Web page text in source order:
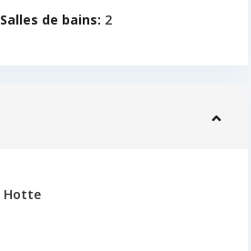
Salles de bains: 2
Hotte